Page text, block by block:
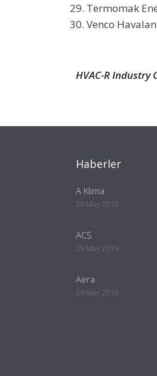
Termomak
Venco
HVAC-R
Haberler
A Klima
29 May 2019
ACS
29 May 2019
Aera
29 May 2019